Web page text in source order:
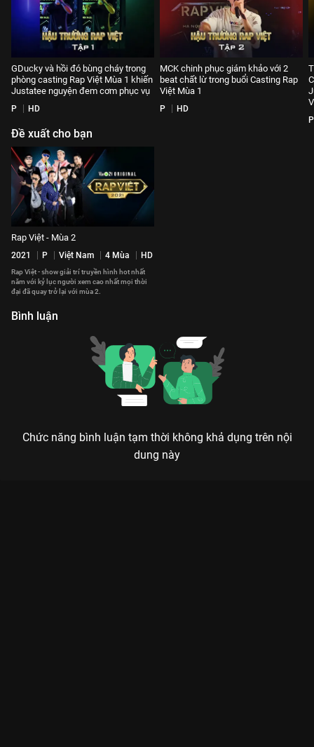
GDucky và hồi đó bùng cháy trong
phòng casting Rap Việt Mùa 1 khiến
Justatee nguyện đem cơm phục vụ
P HD
MCK chinh phục giám khảo với 2
beat chất lừ trong buổi Casting Rap
Việt Mùa 1
P HD
P
Đề xuất cho bạn
Rap Việt - Mùa 2
2021 P Việt Nam 4 Mùa HD
Rap Việt - show giải trí truyền hình hot nhất
năm với kỷ lục người xem cao nhất mọi thời
đại đã quay trở lại với mùa 2.
Bình luận
Chức năng bình luận tạm thời không khả dụng trên nội
dung này